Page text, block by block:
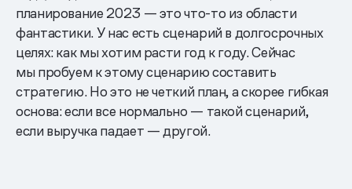
планирование 2023 — это что-то из области
фантастики. У нас есть сценарий в долгосрочных
целях: как мы хотим расти год к году. Сейчас
мы пробуем к этому сценарию составить
стратегию. Но это не четкий план, а скорее гибкая
основа: если все нормально — такой сценарий,
если выручка падает — другой.